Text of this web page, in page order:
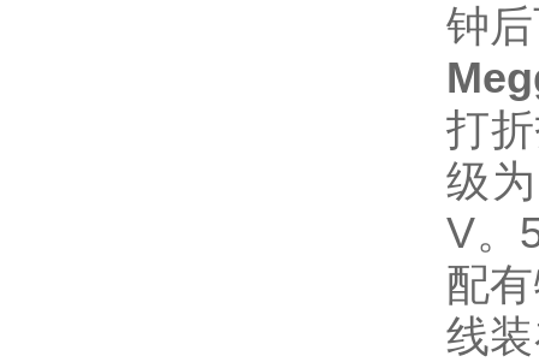
钟
打
级
V。
配
线